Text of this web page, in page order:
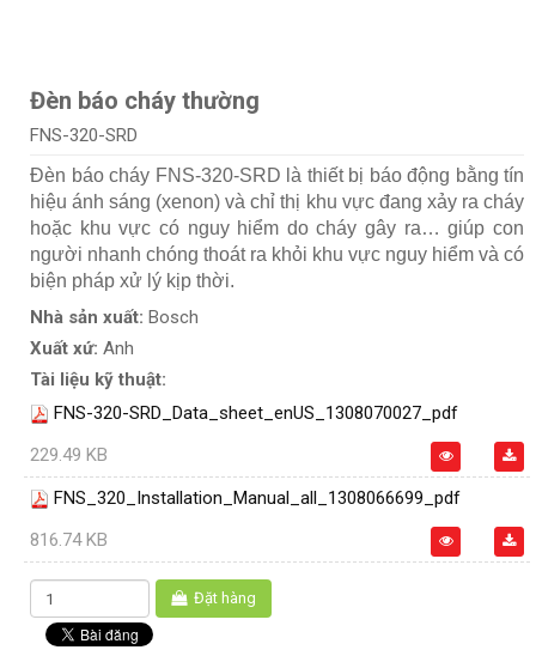
Đèn báo cháy thường
FNS-320-SRD
Đèn báo cháy FNS-320-SRD là thiết bị báo động bằng tín
hiệu ánh sáng (xenon) và chỉ thị khu vực đang xảy ra cháy
hoặc khu vực có nguy hiểm do cháy gây ra… giúp con
người nhanh chóng thoát ra khỏi khu vực nguy hiểm và có
biện pháp xử lý kịp thời.
Nhà sản xuất: Bosch
Xuất xứ: Anh
Tài liệu kỹ thuật:
FNS-320-SRD_Data_sheet_enUS_1308070027_pdf
229.49 KB
FNS_320_Installation_Manual_all_1308066699_pdf
816.74 KB
Đặt hàng